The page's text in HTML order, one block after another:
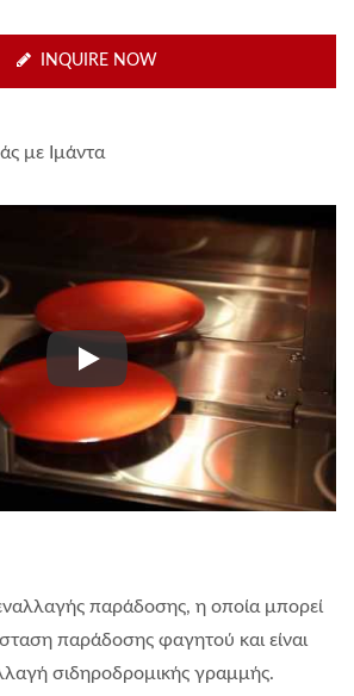
INQUIRE NOW
με Ιμάντα
Σύστημα Μεταφοράς με Ιμάντα
παράδοσης, η οποία μπορεί
παράδοσης φαγητού και είναι
σιδηροδρομικής γραμμής.